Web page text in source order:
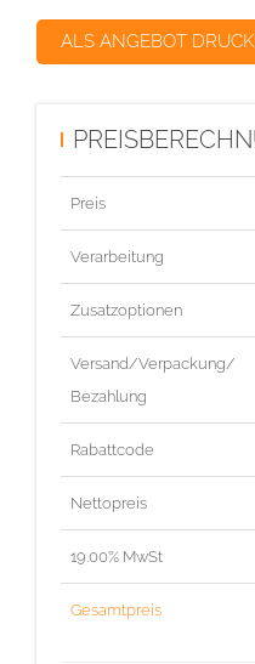
ALS ANGEBOT
Preis
Verarbeitung
Zusatzoptionen
Versand/Verpackung/
Bezahlung
Rabattcode
Nettopreis
19.00% MwSt
Gesamtpreis